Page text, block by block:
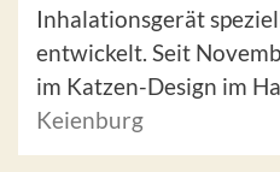
Inhalationsgerät
entwickelt. Seit
im Katzen-Design im
Keienburg